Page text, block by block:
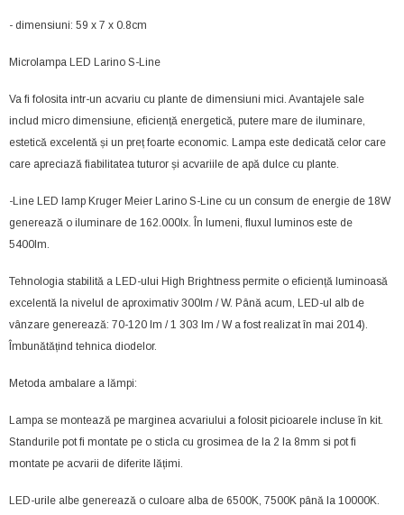
- dimensiuni: 59 x 7 x 0.8cm
Microlampa LED Larino S-Line
Va fi folosita intr-un acvariu cu plante de dimensiuni mici. Avantajele sale
includ micro dimensiune, eficiență energetică, putere mare de iluminare,
estetică excelentă și un preț foarte economic. Lampa este dedicată celor care
care apreciază fiabilitatea tuturor și acvariile de apă dulce cu plante.
-Line LED lamp Kruger Meier Larino S-Line cu un consum de energie de 18W
generează o iluminare de 162.000lx. În lumeni, fluxul luminos este de
5400lm.
Tehnologia stabilită a LED-ului High Brightness permite o eficiență luminoasă
excelentă la nivelul de aproximativ 300lm / W. Până acum, LED-ul alb de
vânzare generează: 70-120 lm / 1 303 lm / W a fost realizat în mai 2014).
Îmbunătățind tehnica diodelor.
Metoda ambalare a lămpi:
Lampa se montează pe marginea acvariului a folosit picioarele incluse în kit.
Standurile pot fi montate pe o sticla cu grosimea de la 2 la 8mm si pot fi
montate pe acvarii de diferite lățimi.
LED-urile albe generează o culoare alba de 6500K, 7500K până la 10000K.